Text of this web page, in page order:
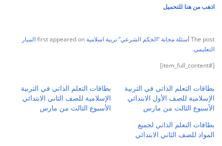
اذهب من هنا للتحميل
The postأسئلة مجابة “الحكم الشرعي” تربية اسلامية
الميار
التعليمي.
[#item_full_content]
بطاقات التعلم الذاتي في التربية
الإسلامية للصف الأول الابتدائي
الأسبوع الثالث من مارس
بطاقات التعلم الذاتي في التربية
الإسلامية للصف الثاني الابتدائي
الأسبوع الثالث من مارس
بطاقات التعلم الذاتي لجميع
المواد للصف الثاني الابتدائي